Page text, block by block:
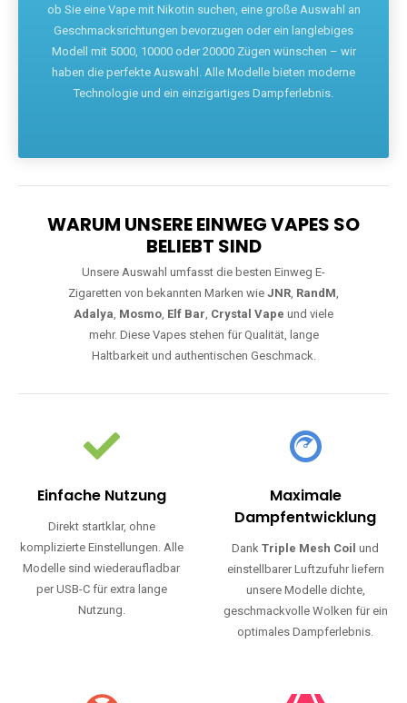
Komfort, starke Leistung und einfache Handhabung legen. Egal,
ob Sie eine Vape mit Nikotin suchen, eine große Auswahl an
Geschmacksrichtungen bevorzugen oder ein langlebiges
Modell mit 5000, 10000 oder 20000 Zügen wünschen – wir
haben die perfekte Auswahl. Alle Modelle bieten moderne
WARUM UNSERE EINWEG VAPES SO
BELIEBT SIND
Unsere Auswahl umfasst die besten Einweg E-
Zigaretten von bekannten Marken wieJNR,RandM
Adalya, Mosmo,Elf Bar,Crystal Vape und viele
mehr. Diese Vapes stehen für Qualität, lange
Direkt startklar, ohne
komplizierte Einstellungen. Alle
Modelle sind wiederaufladbar
per USB-C für extra lange
Maximale
DankTriple Mesh Coilund
einstellbarer Luftzufuhr liefern
unsere Modelle dichte,
geschmackvolle Wolken für ein